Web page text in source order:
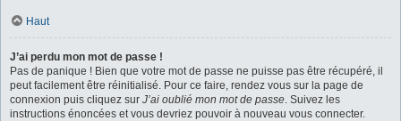
Haut
J’ai perdu mon mot de passe !
Pas de panique ! Bien que votre mot de passe ne puisse pas être récupéré, il
peut facilement être réinitialisé. Pour ce faire, rendez vous sur la page de
connexion puis cliquez sur J’ai oublié mon mot de passe. Suivez les
instructions énoncées et vous devriez pouvoir à nouveau vous connecter.